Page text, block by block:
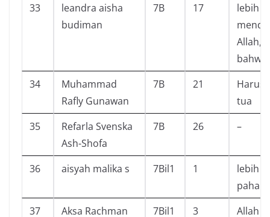
33
leandra aisha
budiman
7B 17
lebih
Allah,
34
Muhammad
Rafly Gunawan
7B 21
Harus
tua
35
Refarla Svenska
Ash-Shofa
7B 26 –
36 aisyah malika s 7Bil1 1
lebih
37
Aksa Rachman 7Bil1 3 Allah